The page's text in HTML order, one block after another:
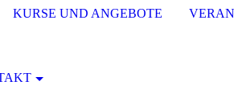
KURSE UND ANGEBOTE